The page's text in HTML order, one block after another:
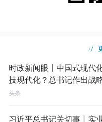
时政新闻眼丨中国式现代
技现代化？总书记作出战
头条
习近平总书记关切事丨实